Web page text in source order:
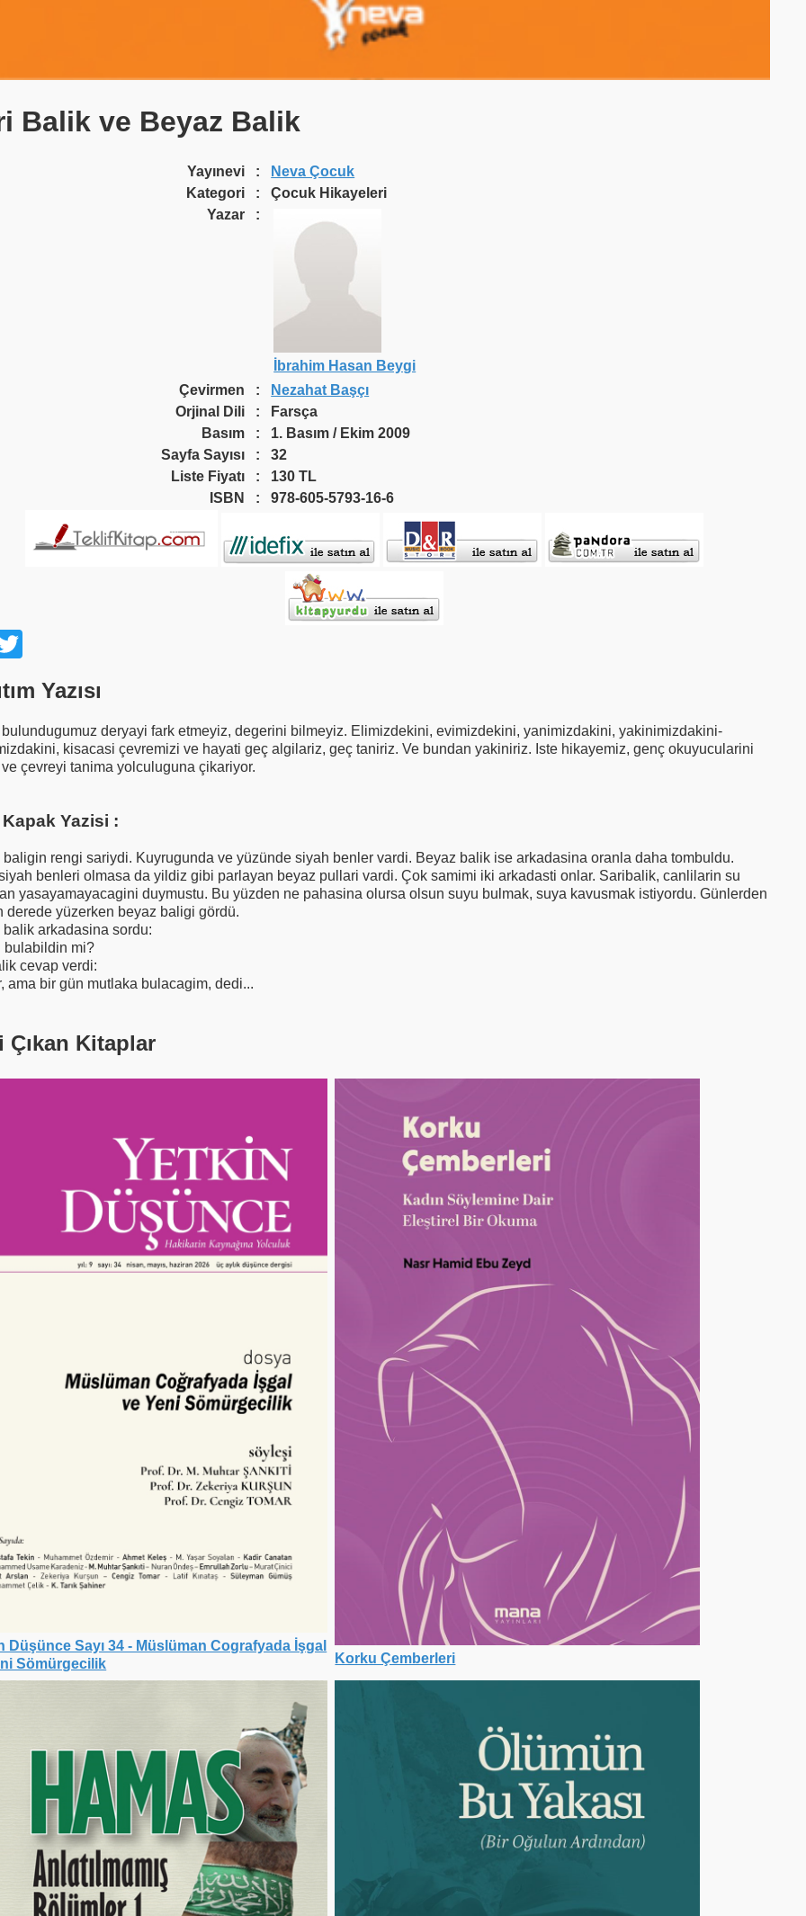
Balik ve Beyaz Balik
Yayınevi :
Neva Çocuk
Kategori
:
Çocuk Hikayeleri
Yazar
:
İbrahim Hasan Beygi
Çevirmen
:
Nezahat Başçı
Orjinal Dili
:
Farsça
Basım
:
1. Basım / Ekim 2009
Sayfa Sayısı
:
32
Liste Fiyatı
:
130 TL
ISBN
: 978-605-5793-16-6
Yazısı
deryayi fark etmeyiz, degerini bilmeyiz. Elimizdekini, evimizdekini, yanimizdakini, yakinimizdakini-
kisacasi çevremizi ve hayati geç algilariz, geç taniriz. Ve bundan yakiniriz. Iste hikayemiz, genç okuyucularini
çevreyi tanima yolculuguna çikariyor.
Yazisi :
baligin rengi sariydi. Kuyrugunda ve yüzünde siyah benler vardi. Beyaz balik ise arkadasina oranla daha tombuldu.
benleri olmasa da yildiz gibi parlayan beyaz pullari vardi. Çok samimi iki arkadasti onlar. Saribalik, canlilarin su
yasayamayacagini duymustu. Bu yüzden ne pahasina olursa olsun suyu bulmak, suya kavusmak istiyordu. Günlerden
derede yüzerken beyaz baligi gördü.
balik arkadasina sordu:
bulabildin mi?
cevap verdi:
ama bir gün mutlaka bulacagim, dedi...
Çıkan Kitaplar
Düşünce Sayı 34 - Müslüman Cografyada İşgal
Sömürgecilik
Korku Çemberleri